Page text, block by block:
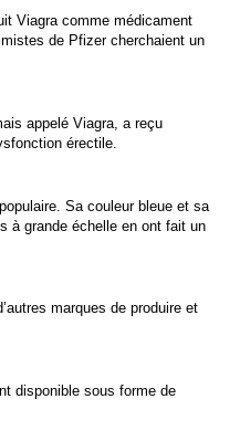
Viagra comme médicament
de Pfizer cherchaient un
appelé Viagra, a reçu
érectile.
Sa couleur bleue et sa
à grande échelle en ont fait un
marques de produire et
disponible sous forme de